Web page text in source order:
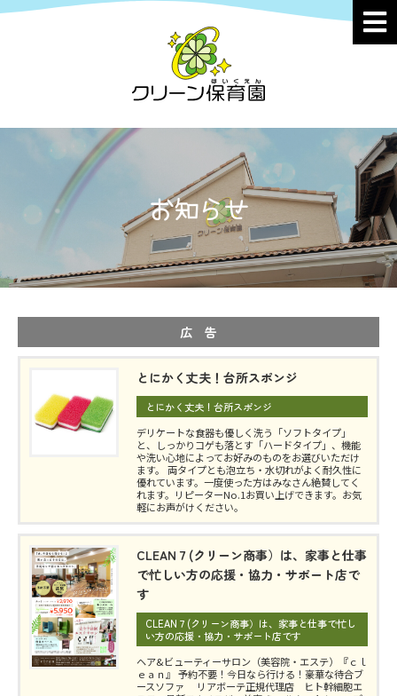
お知らせ
広 告
とにかく丈夫！台所スポンジ
とにかく丈夫！台所スポンジ
デリケートな食器も優しく洗う「ソフトタイプ」
と、しっかりコゲも落とす「ハードタイプ」、機能
や洗い心地によってお好みのものをお選びいただけ
ます。 両タイプとも泡立ち・水切れがよく耐久性に
優れています。一度使った方はみなさん絶賛してく
れます。リピーターNo.1お買い上げできます。お気
軽にお声がけください。
CLEAN７(クリーン商事）は、家事と仕事
で忙しい方の応援・協力・サポート店で
す
CLEAN７(クリーン商事）は、家事と仕事で忙し
い方の応援・協力・サポート店です
ヘア&ビューティーサロン（美容院・エステ）『ｃｌ
ｅａｎ』 予約不要！今日なら行ける！豪華な待合ブ
ースソファ リアボーテ正規代理店 ヒト幹細胞エ